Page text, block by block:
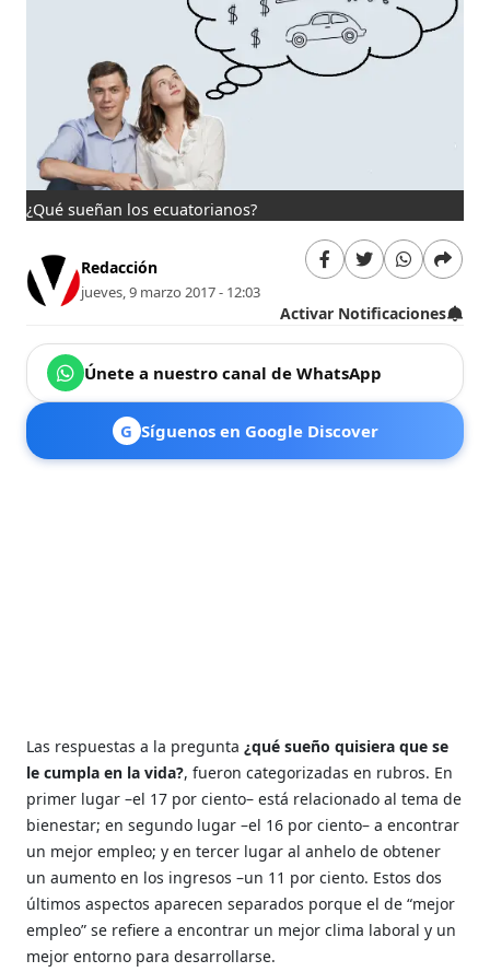
¿Qué sueñan los ecuatorianos?
Redacción
jueves, 9 marzo 2017 - 12:03
Activar Notificaciones
Únete a nuestro canal de WhatsApp
G Síguenos en Google Discover
Las respuestas a la pregunta¿qué sueño quisiera que se
le cumpla en la vida?, fueron categorizadas en rubros. En
primer lugar –el 17 por ciento– está relacionado al tema de
bienestar; en segundo lugar –el 16 por ciento– a encontrar
un mejor empleo; y en tercer lugar al anhelo de obtener
un aumento en los ingresos –un 11 por ciento. Estos dos
últimos aspectos aparecen separados porque el de “mejor
empleo” se refiere a encontrar un mejor clima laboral y un
mejor entorno para desarrollarse.